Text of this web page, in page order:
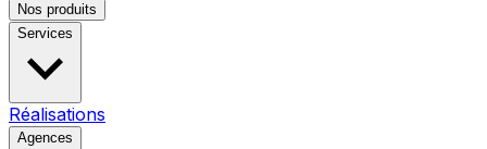
Nos produits
Services
Réalisations
Agences